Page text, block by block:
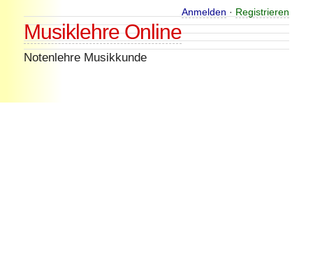
content
Musiklehre Online
Notenlehre Musikkunde
Anmelden · Registrieren